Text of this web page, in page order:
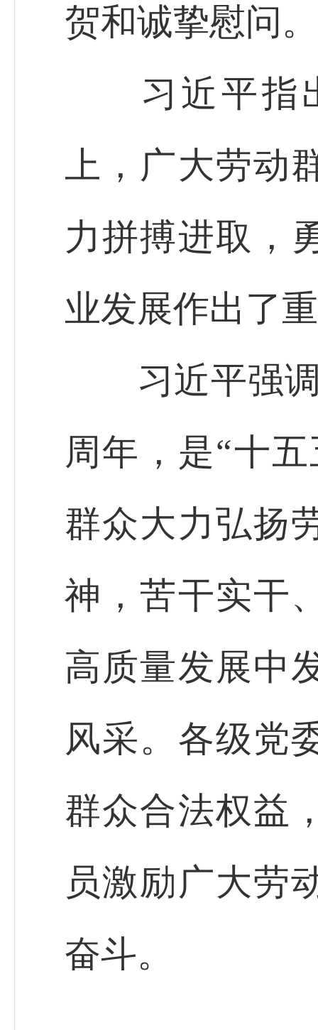
贺和诚挚慰问。
习近平指出
上，广大劳动
力拼搏进取，
业发展作出了
习近平强调
周年，是“十
群众大力弘扬
神，苦干实干
高质量发展中
风采。各级党
群众合法权益
员激励广大劳
奋斗。